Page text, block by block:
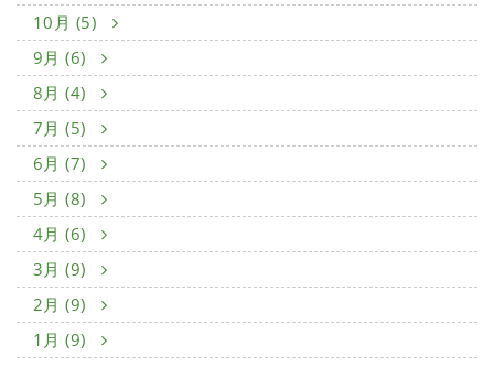
10月 (5)
9月 (6)
8月 (4)
7月 (5)
6月 (7)
5月 (8)
4月 (6)
3月 (9)
2月 (9)
1月 (9)